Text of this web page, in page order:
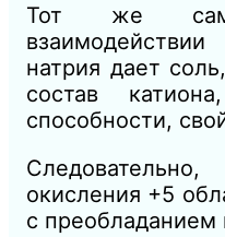
Тот же
натрия дает
состав
способности,
окисления +5
с преобладанием